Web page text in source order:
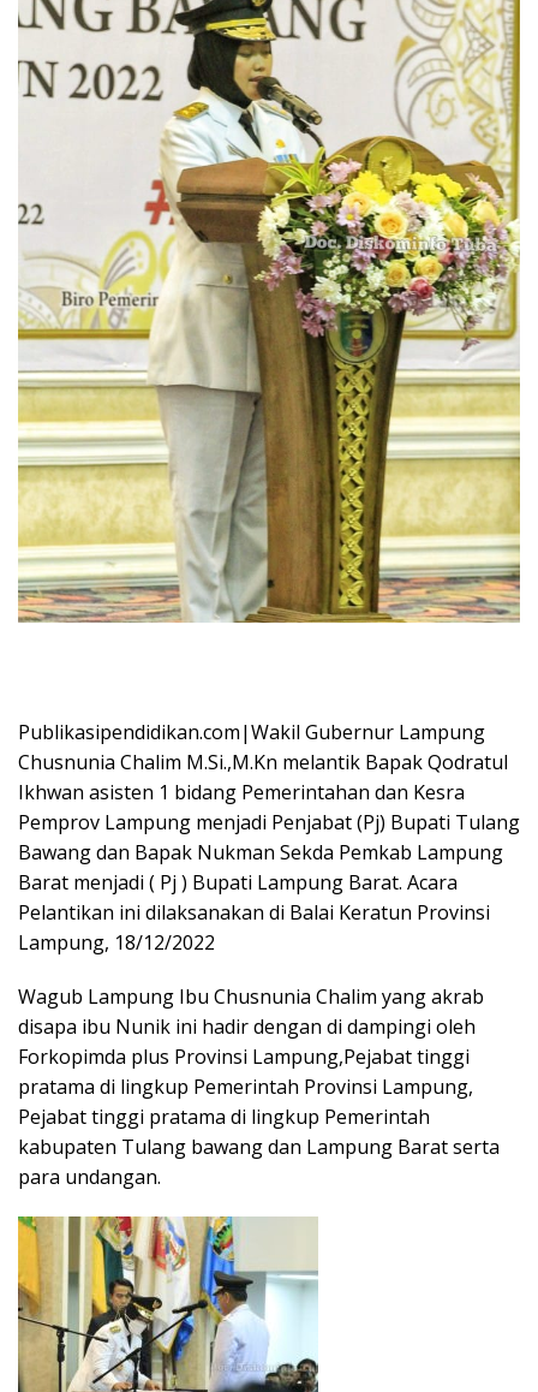
Publikasipendidikan.com|Wakil Gubernur Lampung
Chusnunia Chalim M.Si.,M.Kn melantik Bapak Qodratul
Ikhwan asisten 1 bidang Pemerintahan dan Kesra
Pemprov Lampung menjadi Penjabat (Pj) Bupati Tulang
Bawang dan Bapak Nukman Sekda Pemkab Lampung
Barat menjadi ( Pj ) Bupati Lampung Barat. Acara
Pelantikan ini dilaksanakan di Balai Keratun Provinsi
Lampung, 18/12/2022
Wagub Lampung Ibu Chusnunia Chalim yang akrab
disapa ibu Nunik ini hadir dengan di dampingi oleh
Forkopimda plus Provinsi Lampung,Pejabat tinggi
pratama di lingkup Pemerintah Provinsi Lampung,
Pejabat tinggi pratama di lingkup Pemerintah
kabupaten Tulang bawang dan Lampung Barat serta
para undangan.